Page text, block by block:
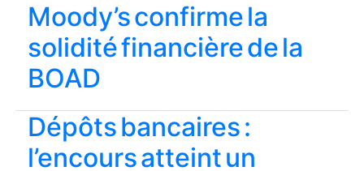
Moody’s confirme la
solidité financière de la
BOAD
Dépôts bancaires :
l’encours atteint un